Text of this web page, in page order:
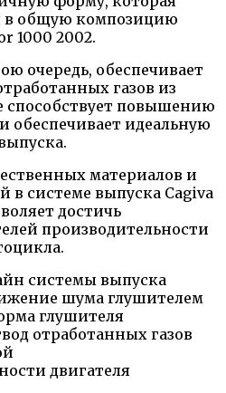
в общую композицию
1000 2002.
очередь, обеспечивает
газов из
способствует повышению
обеспечивает идеальную
материалов и
в системе выпуска Cagiva
достичь
производительности
системы выпуска
шума глушителем
глушителя
отработанных газов
двигателя